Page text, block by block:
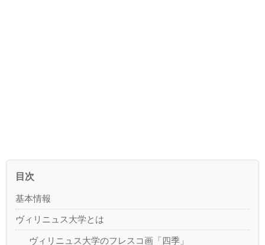
目次
基本情報
ヴィリニュス大学とは
ヴィリニュス大学のフレスコ画「四季」